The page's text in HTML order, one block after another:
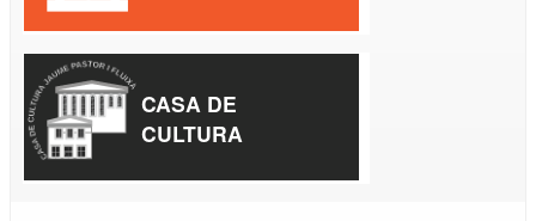
CASA DE
CULTURA